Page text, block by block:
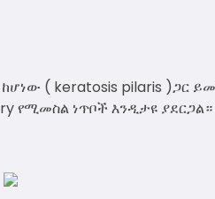
( keratosis pilaris )ጋር
ነጥቦች እንዲታዩ